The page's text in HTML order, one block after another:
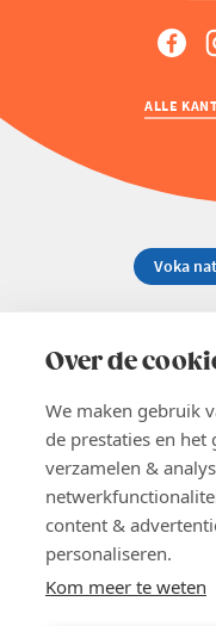
Over de
We maken gebruik
de prestaties en het
verzamelen &
content &
personaliseren.
Kom meer te weten
ALLE
02 229 81